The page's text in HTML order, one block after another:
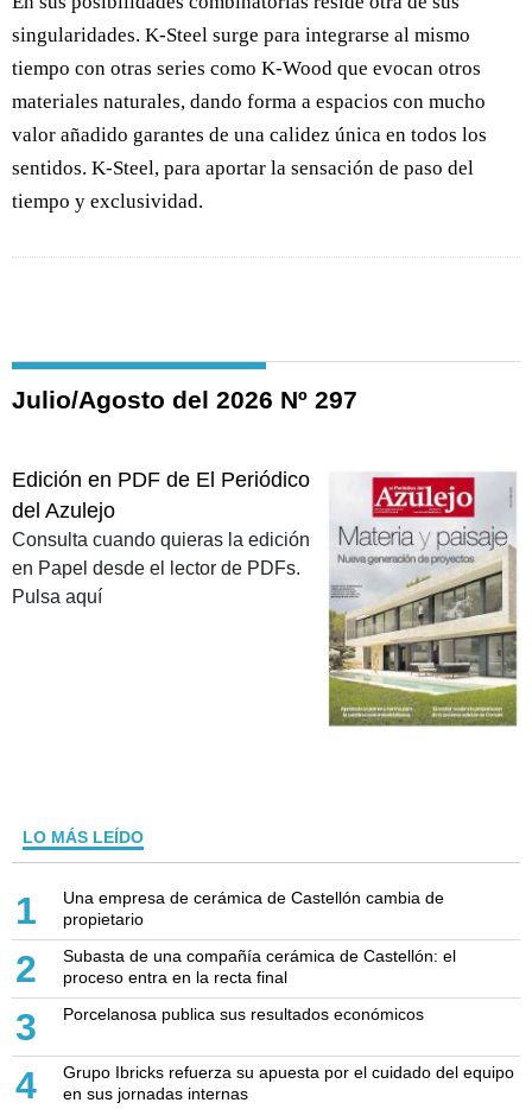
singularidades. K-Steel surge para integrarse al mismo
tiempo con otras series como K-Wood que evocan otros
materiales naturales, dando forma a espacios con mucho
valor añadido garantes de una calidez única en todos los
sentidos. K-Steel, para aportar la sensación de paso del
tiempo y exclusividad.
Julio/Agosto del 2026 Nº 297
Edición en PDF de El Periódico
del Azulejo
Consulta cuando quieras la edición
en Papel desde el lector de PDFs.
Pulsa aquí
LO MÁS LEÍDO
1
Una empresa de cerámica de Castellón cambia de
propietario
2
Subasta de una compañía cerámica de Castellón: el
proceso entra en la recta final
3 Porcelanosa publica sus resultados económicos
4
Grupo Ibricks refuerza su apuesta por el cuidado del equipo
en sus jornadas internas